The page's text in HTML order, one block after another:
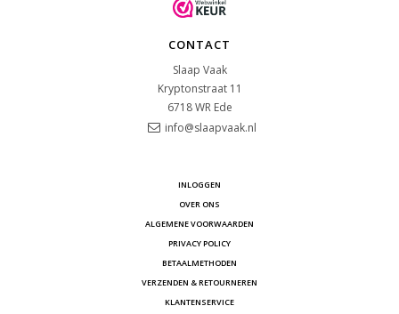
CONTACT
Slaap Vaak
Kryptonstraat 11
6718 WR Ede
info@slaapvaak.nl
INLOGGEN
OVER ONS
ALGEMENE VOORWAARDEN
PRIVACY POLICY
BETAALMETHODEN
VERZENDEN & RETOURNEREN
KLANTENSERVICE